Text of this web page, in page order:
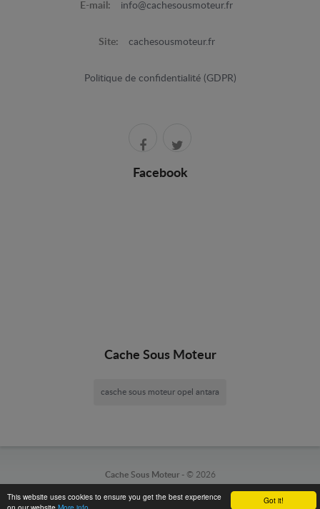
Got it!
This website uses cookies to ensure you get the best experience
E-mail: info@cachesousmoteur.fr
Site: cachesousmoteur.fr
Politique de confidentialité (GDPR)
Facebook
Cache Sous Moteur
casche sous moteur opel antara
Cache Sous Moteur - © 2026